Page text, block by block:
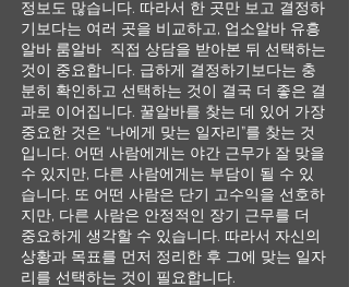
정보도 많습니다. 따라서 한 곳만 보고 결정하
기보다는 여러 곳을 비교하고, 업소알바 유흥
알바 룸알바 직접 상담을 받아본 뒤 선택하는
것이 중요합니다. 급하게 결정하기보다는 충
분히 확인하고 선택하는 것이 결국 더 좋은 결
과로 이어집니다. 꿀알바를 찾는 데 있어 가장
중요한 것은 “나에게 맞는 일자리”를 찾는 것
입니다. 어떤 사람에게는 야간 근무가 잘 맞을
수 있지만, 다른 사람에게는 부담이 될 수 있
습니다. 또 어떤 사람은 단기 고수익을 선호하
지만, 다른 사람은 안정적인 장기 근무를 더
중요하게 생각할 수 있습니다. 따라서 자신의
상황과 목표를 먼저 정리한 후 그에 맞는 일자
리를 선택하는 것이 필요합니다.